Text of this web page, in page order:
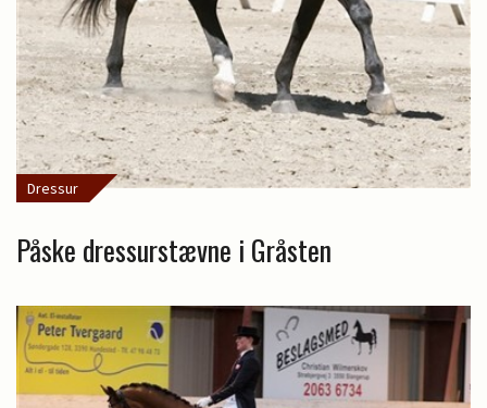
Dressur
Påske dressurstævne i Gråsten